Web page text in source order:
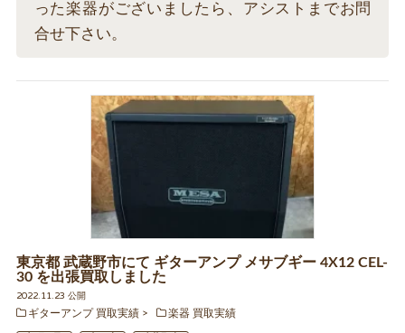
った楽器がございましたら、アシストまでお問
合せ下さい。
東京都 武蔵野市にて ギターアンプ メサブギー 4X12 CEL-
30 を出張買取しました
2022.11.23 公開
ギターアンプ 買取実績
楽器 買取実績